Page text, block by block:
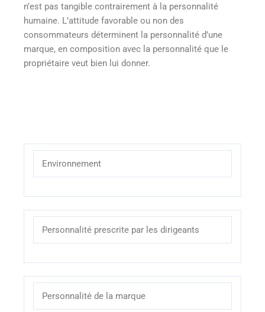
n’est pas tangible contrairement à la personnalité
humaine. L’attitude favorable ou non des
consommateurs déterminent la personnalité d’une
marque, en composition avec la personnalité que le
propriétaire veut bien lui donner.
Environnement
Personnalité prescrite par les dirigeants
Personnalité de la marque